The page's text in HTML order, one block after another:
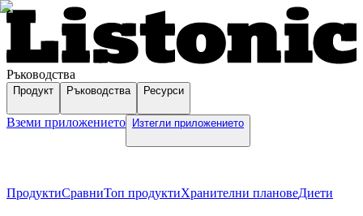
Ръководства
Продукт Ръководства Ресурси
Вземи приложението Изтегли приложението
ПродуктиСравниТоп продуктиХранителни плановеДиети